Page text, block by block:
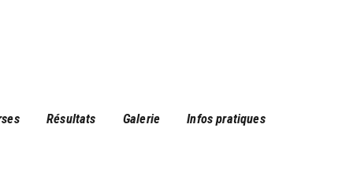
Résultats Galerie Infos pratiques